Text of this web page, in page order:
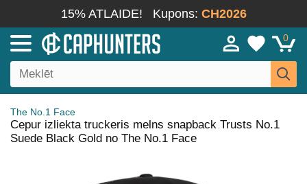
15% ATLAIDE! Kupons: CH2026
0
The No.1 Face
Cepur izliekta truckeris melns snapback Trusts No.1
Suede Black Gold no The No.1 Face